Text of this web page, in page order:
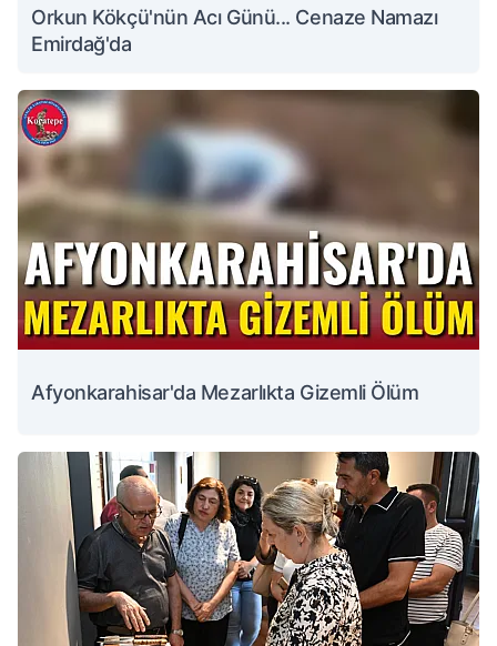
Orkun Kökçü'nün Acı Günü... Cenaze Namazı
Emirdağ'da
Afyonkarahisar'da Mezarlıkta Gizemli Ölüm